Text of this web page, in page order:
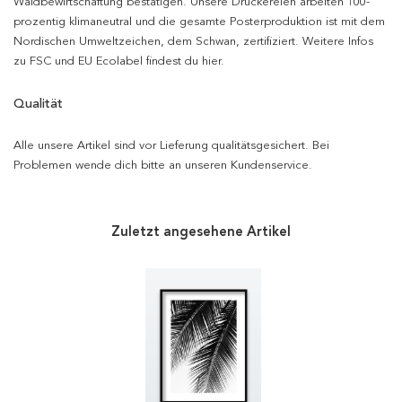
prozentig klimaneutral und die gesamte Posterproduktion ist mit dem
Nordischen Umweltzeichen, dem Schwan, zertifiziert. Weitere Infos
zu FSC und EU Ecolabel findest du hier.
Qualität
Alle unsere Artikel sind vor Lieferung qualitätsgesichert. Bei
Problemen wende dich bitte an unseren Kundenservice.
Zuletzt angesehene Artikel